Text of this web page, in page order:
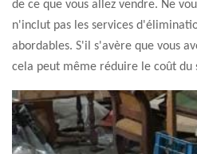
de ce que vous allez vendre. Ne
n'inclut pas les services
abordables. S'il s'avère que vous
cela peut même réduire le coût du